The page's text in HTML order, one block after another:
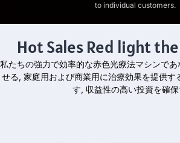
to individual customers.
Hot Sales Red light
私たちの強力で効率的な赤色光療法マシンで
せる, 家庭用および商業用に治療効果を提供す
す, 収益性の高い投資を確